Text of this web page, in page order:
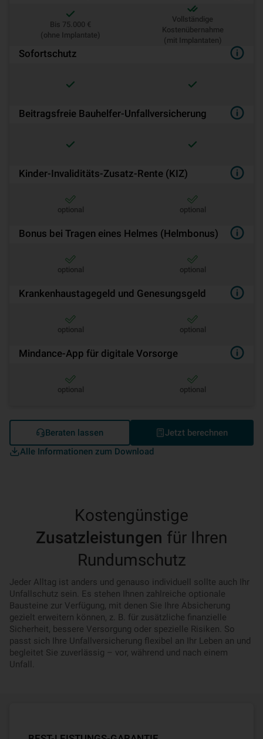
Bis 75.000 €
(ohne Implantate)
Vollständige
Kostenübernahme
(mit Implantaten)
Sofortschutz
Beitragsfreie Bauhelfer-Unfallversicherung
Kinder-Invaliditäts-Zusatz-Rente (KIZ)
optional optional
Bonus bei Tragen eines Helmes (Helmbonus)
optional optional
Krankenhaustagegeld und Genesungsgeld
optional optional
Mindance-App für digitale Vorsorge
optional optional
Alle Informationen zum Download
Beraten lassen Jetzt berechnen
Kostengünstige
Zusatzleistungen für Ihren
Rundumschutz
Jeder Alltag ist anders und genauso individuell sollte auch Ihr
Unfallschutz sein. Es stehen Ihnen zahlreiche optionale
Bausteine zur Verfügung, mit denen Sie Ihre Absicherung
gezielt erweitern können, z. B. für zusätzliche finanzielle
Sicherheit, bessere Versorgung oder spezielle Risiken. So
passt sich Ihre Unfallversicherung flexibel an Ihr Leben an und
begleitet Sie zuverlässig – vor, während und nach einem
Unfall.